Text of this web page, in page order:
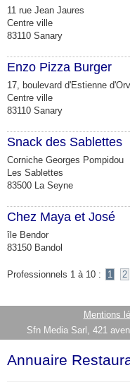
11 rue Jean Jaures
Centre ville
83110 Sanary
Enzo Pizza Burger
17, boulevard d'Estienne
Centre ville
83110 Sanary
Snack des Sablettes
Corniche Georges Pompidou
Les Sablettes
83500 La Seyne
Chez Maya et José
île Bendor
83150 Bandol
Professionnels 1 à 10 : 1 2
Mentions
Sfn Media Sarl, 421
Annuaire